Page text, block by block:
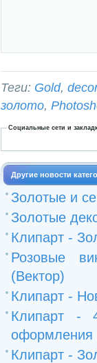
Теги: Gold,
золото,
Социальные сети и
Другие новости
Золотые и
Золотые
Клипарт -
Розовые
(Вектор)
Клипарт -
Клипарт -
оформления
Клипарт -